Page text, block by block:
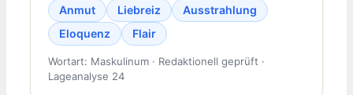
Anmut Liebreiz
Ausstrahlung
Eloquenz
Flair
Wortart: Maskulinum · Redaktionell geprüft ·
Lageanalyse 24